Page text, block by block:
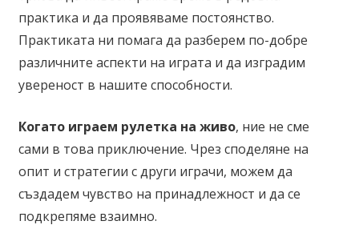
практика и да проявяваме постоянство.
Практиката ни помага да разберем по-добре
различните аспекти на играта и да изградим
увереност в нашите способности.
Когато играем рулетка на живо, ние не сме
сами в това приключение. Чрез споделяне на
опит и стратегии с други играчи, можем да
създадем чувство на принадлежност и да се
подкрепяме взаимно.